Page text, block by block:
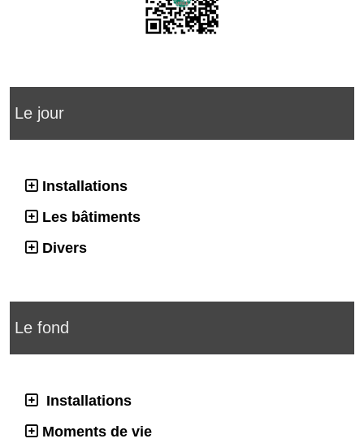
Le jour
Installations
Les bâtiments
Divers
Le fond
Installations
Moments de vie